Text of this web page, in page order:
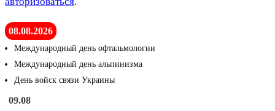
08.08.2026
Международный день офтальмологии
Международный день альпинизма
День войск связи Украины
09.08